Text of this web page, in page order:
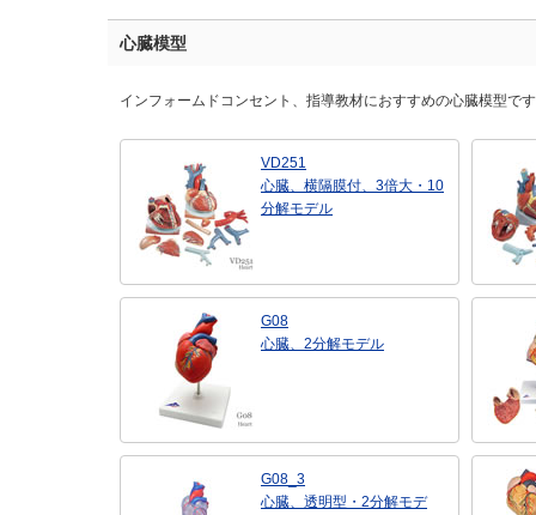
心臓模型
インフォームドコンセント、指導教材におすすめの心臓模型で
VD251
心臓、横隔膜付、3倍大・10
分解モデル
G08
心臓、2分解モデル
G08_3
心臓、透明型・2分解モデ